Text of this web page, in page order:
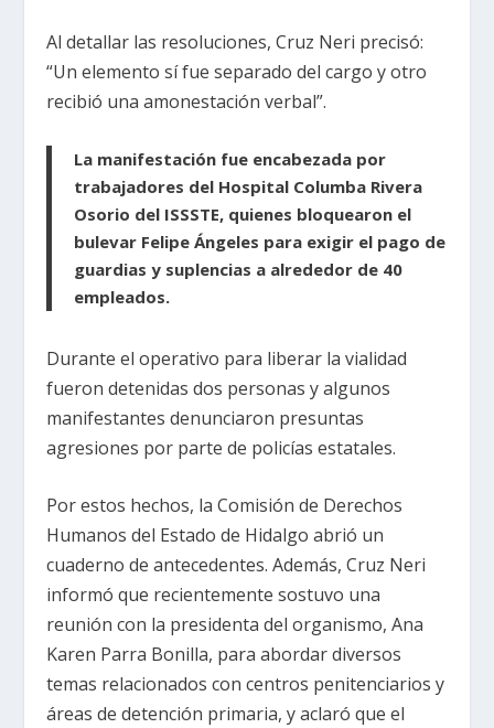
Al detallar las resoluciones, Cruz Neri precisó:
“Un elemento sí fue separado del cargo y otro
recibió una amonestación verbal”.
La manifestación fue encabezada por
trabajadores del Hospital Columba Rivera
Osorio del ISSSTE, quienes bloquearon el
bulevar Felipe Ángeles para exigir el pago de
guardias y suplencias a alrededor de 40
empleados.
Durante el operativo para liberar la vialidad
fueron detenidas dos personas y algunos
manifestantes denunciaron presuntas
agresiones por parte de policías estatales.
Por estos hechos, la Comisión de Derechos
Humanos del Estado de Hidalgo abrió un
cuaderno de antecedentes. Además, Cruz Neri
informó que recientemente sostuvo una
reunión con la presidenta del organismo, Ana
Karen Parra Bonilla, para abordar diversos
temas relacionados con centros penitenciarios y
áreas de detención primaria, y aclaró que el